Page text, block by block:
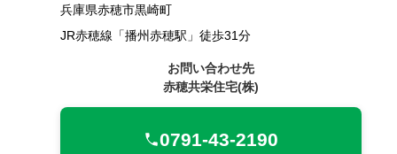
兵庫県赤穂市黒崎町
JR赤穂線「播州赤穂駅」徒歩31分
お問い合わせ先
赤穂共栄住宅(株)
0791-43-2190